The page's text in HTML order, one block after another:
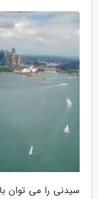
سیدنی را می توان